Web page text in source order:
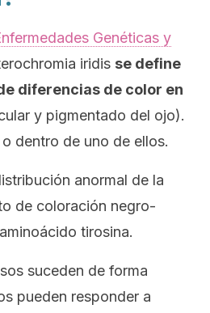
Genéticas y
iridis se define
diferencias de color en
y pigmentado del ojo).
dentro de uno de ellos.
anormal de la
de coloración negro-
tirosina.
suceden de forma
pueden responder a